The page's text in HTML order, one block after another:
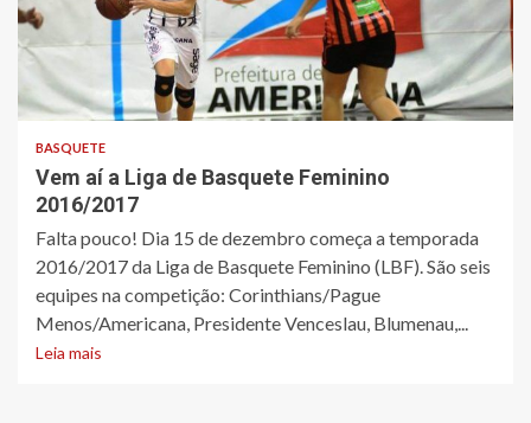
BASQUETE
Vem aí a Liga de Basquete Feminino
2016/2017
Falta pouco! Dia 15 de dezembro começa a temporada
2016/2017 da Liga de Basquete Feminino (LBF). São seis
equipes na competição: Corinthians/Pague
Menos/Americana, Presidente Venceslau, Blumenau,...
Leia mais